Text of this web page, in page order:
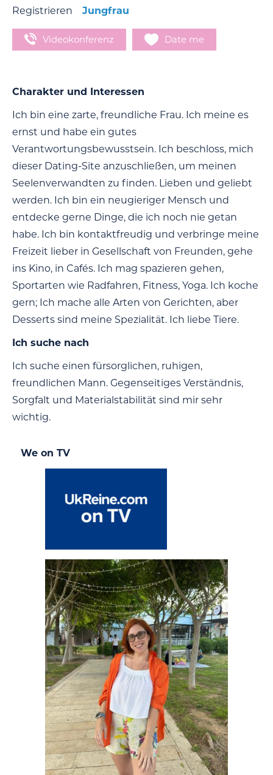
Registrieren
Jungfrau
Videokonferenz Date me
Charakter und Interessen
Ich bin eine zarte, freundliche Frau. Ich meine es
ernst und habe ein gutes
Verantwortungsbewusstsein. Ich beschloss, mich
dieser Dating-Site anzuschließen, um meinen
Seelenverwandten zu finden. Lieben und geliebt
werden. Ich bin ein neugieriger Mensch und
entdecke gerne Dinge, die ich noch nie getan
habe. Ich bin kontaktfreudig und verbringe meine
Freizeit lieber in Gesellschaft von Freunden, gehe
ins Kino, in Cafés. Ich mag spazieren gehen,
Sportarten wie Radfahren, Fitness, Yoga. Ich koche
gern; Ich mache alle Arten von Gerichten, aber
Desserts sind meine Spezialität. Ich liebe Tiere.
Ich suche nach
Ich suche einen fürsorglichen, ruhigen,
freundlichen Mann. Gegenseitiges Verständnis,
Sorgfalt und Materialstabilität sind mir sehr
wichtig.
We on TV